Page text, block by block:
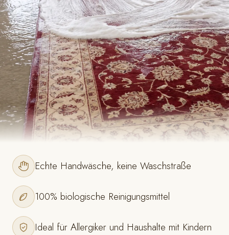
Echte Handwäsche, keine Waschstraße
100% biologische Reinigungsmittel
Ideal für Allergiker und Haushalte mit Kindern